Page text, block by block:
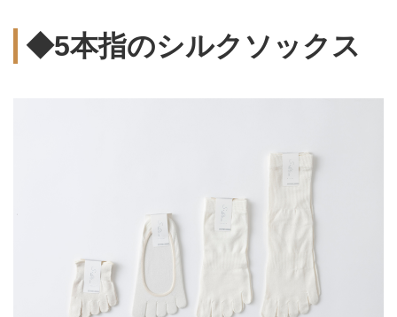
◆5本指のシルクソックス